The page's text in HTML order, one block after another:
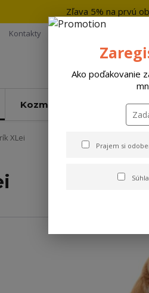
Zľava 5% na prvú
Kontakty
Kozmetika Hračky
XLei
Ako poďakovanie
Prajem si